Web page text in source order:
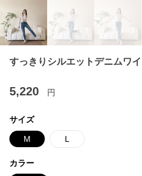
すっきりシルエットデニムワ
5,220 円
サイズ
M L
カラー